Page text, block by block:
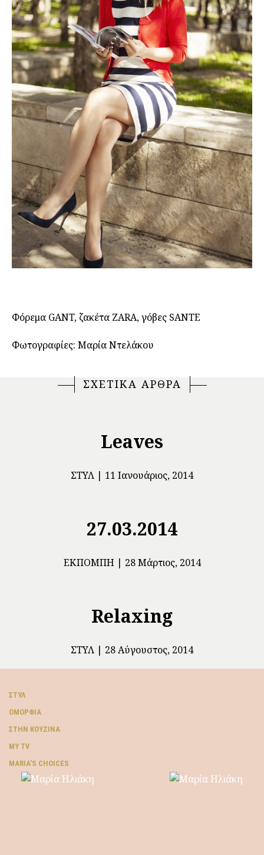
Φόρεμα GANT, ζακέτα ZARA, γόβες SANTE
Φωτογραφίες: Μαρία Ντελάκου
ΣΧΕΤΙΚΑ ΑΡΘΡΑ
Leaves
ΣΤΥΛ 11 Ιανουάριος, 2014
27.03.2014
ΕΚΠΟΜΠΉ 28 Μάρτιος, 2014
Relaxing
ΣΤΥΛ 28 Αύγουστος, 2014
ΣΤΥΛ
ΟΜΟΡΦΙΆ
ΣΤΗΝ ΚΟΥΖΊΝΑ
MY TV
ΜARIA’S CHOICES